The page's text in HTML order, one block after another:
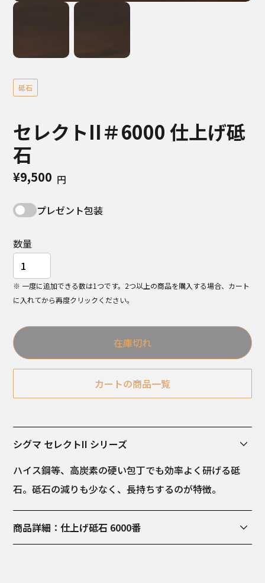
砥石
セレクトII＃6000 仕上げ砥
石
¥9,500 円
プレゼント包装
数量
※ 一度に追加できる数は1つです。2つ以上の商品を購入する場合、カート
に入れてから再度クリックください。
在庫切れ
カートの商品一覧
シグマ セレクトII シリーズ
ハイス鋼等、高炭素の硬い包丁でも効率よく研げる砥
石。砥石の減りも少なく、長持ちするのが特徴。
商品詳細：仕上げ砥石 6000番